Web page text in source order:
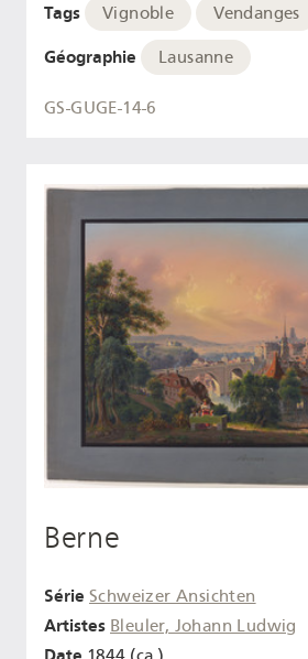
Tags Vignoble Vendanges
Géographie Lausanne
GS-GUGE-14-6
Berne
Série Schweizer Ansichten
Artistes Bleuler, Johann Ludwig